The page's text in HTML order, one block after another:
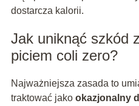
dostarcza kalorii.
Jak uniknąć szkód
piciem coli zero?
Najważniejsza zasada to
traktować jako okazjonalny